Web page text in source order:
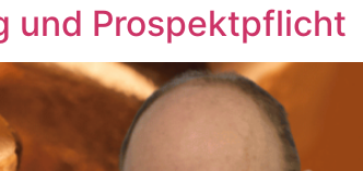
und Prospektpflicht